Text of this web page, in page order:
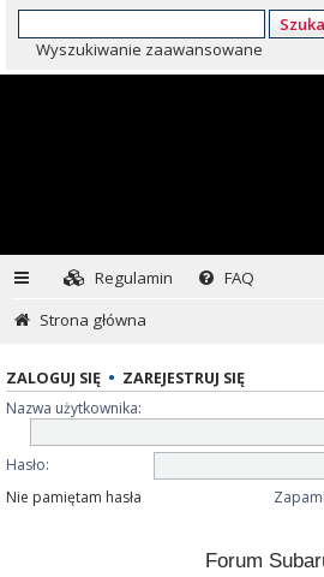
Wyszukiwanie zaawansowane
Regulamin
FAQ
Strona główna
ZALOGUJ SIĘ • ZAREJESTRUJ SIĘ
Nazwa użytkownika:
Hasło:
Nie pamiętam hasła
Forum